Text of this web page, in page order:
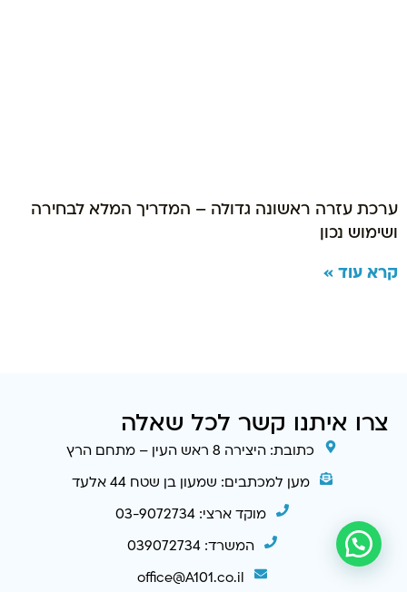
ערכת עזרה ראשונה גדולה – המדריך המלא לבחירה
ושימוש נכון
קרא עוד »
צרו איתנו קשר לכל שאלה
כתובת: היצירה 8 ראש העין – מתחם הרץ
מען למכתבים: שמעון בן שטח 44 אלעד
מוקד ארצי: 03-9072734
המשרד: 039072734
office@A101.co.il